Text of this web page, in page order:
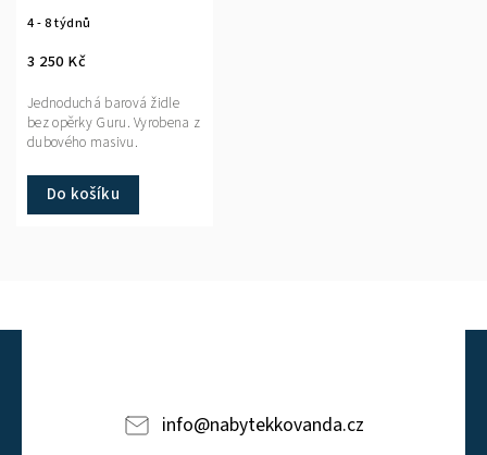
4 - 8 týdnů
3 250 Kč
Do košíku
Jednoduchá barová židle
bez opěrky Guru. Vyrobena z
dubového masivu.
info@nabytekkovanda.cz